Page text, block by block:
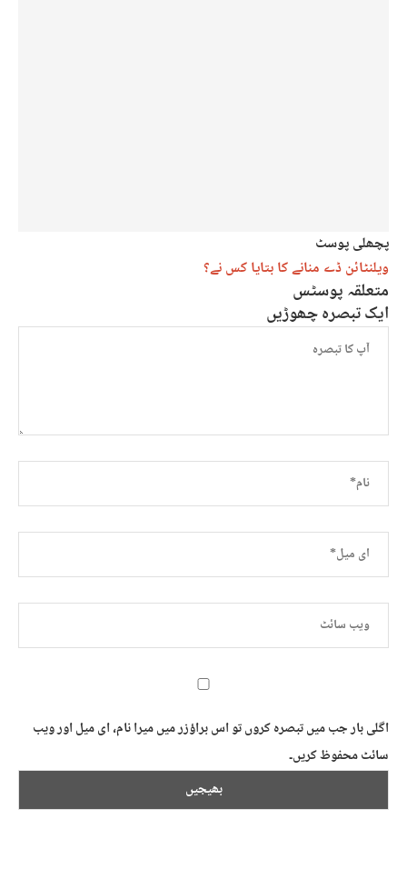
پچھلی پوسٹ
ویلنٹائن ڈے منانے کا بتایا کس نے؟
متعلقہ پوسٹس
ایک تبصرہ چھوڑیں
اگلی بار جب میں تبصرہ کروں تو اس براؤزر میں میرا نام، ای میل اور ویب
سائٹ محفوظ کریں۔